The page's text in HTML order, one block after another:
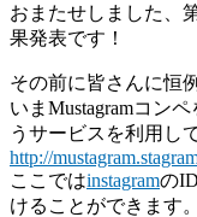
おまたせしました、
果発表です！
その前に皆さんに恒
いまMustagramコン
うサービスを利用し
http://
ここではinstagramの
けることができます。